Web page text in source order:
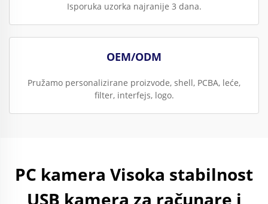
Isporuka uzorka najranije 3 dana.
OEM/ODM
Pružamo personalizirane proizvode, shell, PCBA, leće,
filter, interfejs, logo.
PC kamera Visoka stabilnost
USB kamera za računare i